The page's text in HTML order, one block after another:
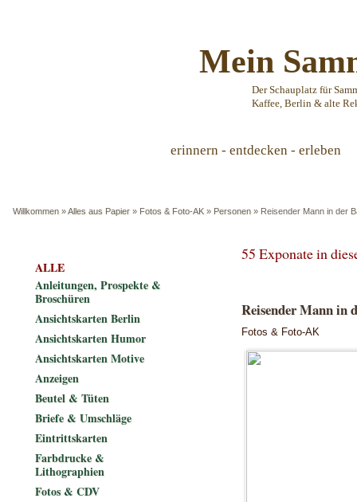
Mein
Der Schauplatz für
Kaffee, Berlin & alte
erinnern - entdecken - erleben
Willkommen »Alles aus Papier » Fotos & Foto-AK » Personen » Reisender Mann in der
55 Exponate in
Reisender Mann in
Fotos & Foto-AK
ALLE
Anleitungen, Prospekte &
Broschüren
Ansichtskarten Berlin
Ansichtskarten Humor
Ansichtskarten Motive
Anzeigen
Beutel & Tüten
Briefe & Umschläge
Eintrittskarten
Farbdrucke &
Lithographien
Fotos & CDV